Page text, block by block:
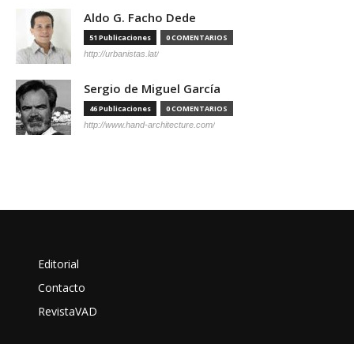
Aldo G. Facho Dede
51 Publicaciones 0 COMENTARIOS
http://urbanistas.lat/
Sergio de Miguel García
46 Publicaciones 0 COMENTARIOS
http://www.hand-architecture.com/
Editorial
Contacto
RevistaVAD